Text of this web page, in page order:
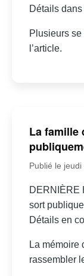
Détails
Plusieurs
l’article.
La famille
Publié le
DERNIÈRE
sort
Détails en
La mémoire
rassembler